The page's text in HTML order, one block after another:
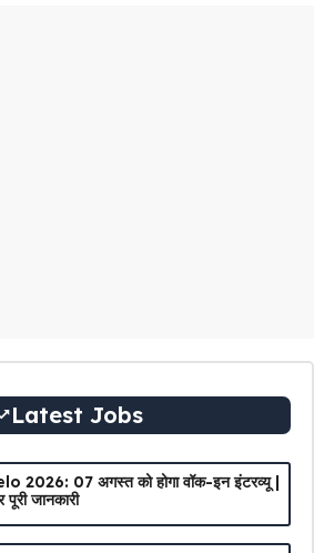
Latest Jobs
07 अगस्त को होगा वॉक-इन इंटरव्यू |
जानकारी